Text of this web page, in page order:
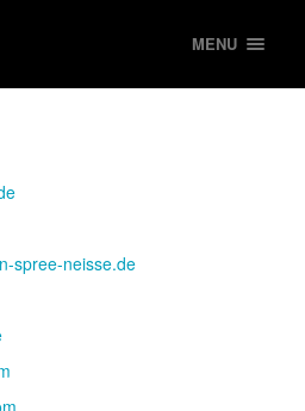
MENU
spree-neisse.de